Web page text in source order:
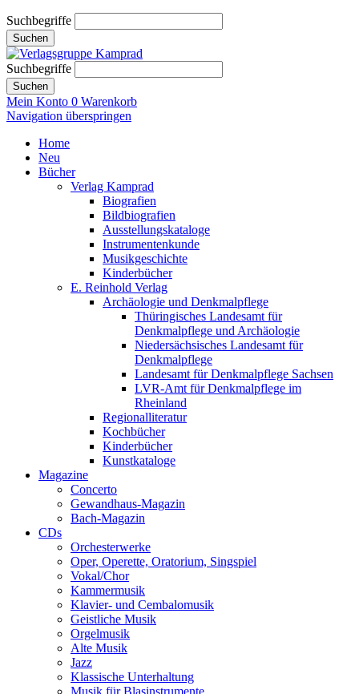
Suchbegriffe
Suchen
Suchbegriffe
Suchen
Mein Konto 0 Warenkorb
Navigation überspringen
Home
Neu
Bücher
Verlag Kamprad
Biografien
Bildbiografien
Ausstellungskataloge
Instrumentenkunde
Musikgeschichte
Kinderbücher
E. Reinhold Verlag
Archäologie und Denkmalpflege
Thüringisches Landesamt für
Denkmalpflege und Archäologie
Niedersächsisches Landesamt für
Denkmalpflege
Landesamt für Denkmalpflege Sachsen
LVR-Amt für Denkmalpflege im
Rheinland
Regionalliteratur
Kochbücher
Kinderbücher
Kunstkataloge
Magazine
Concerto
Gewandhaus-Magazin
Bach-Magazin
CDs
Orchesterwerke
Oper, Operette, Oratorium, Singspiel
Vokal/Chor
Kammermusik
Klavier- und Cembalomusik
Geistliche Musik
Orgelmusik
Alte Musik
Jazz
Klassische Unterhaltung
Musik für Blasinstrumente